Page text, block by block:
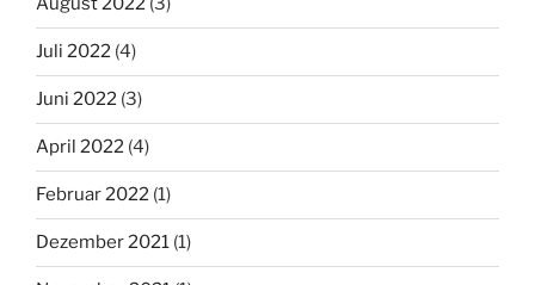
August 2022 (3)
Juli 2022 (4)
Juni 2022 (3)
April 2022 (4)
Februar 2022 (1)
Dezember 2021 (1)